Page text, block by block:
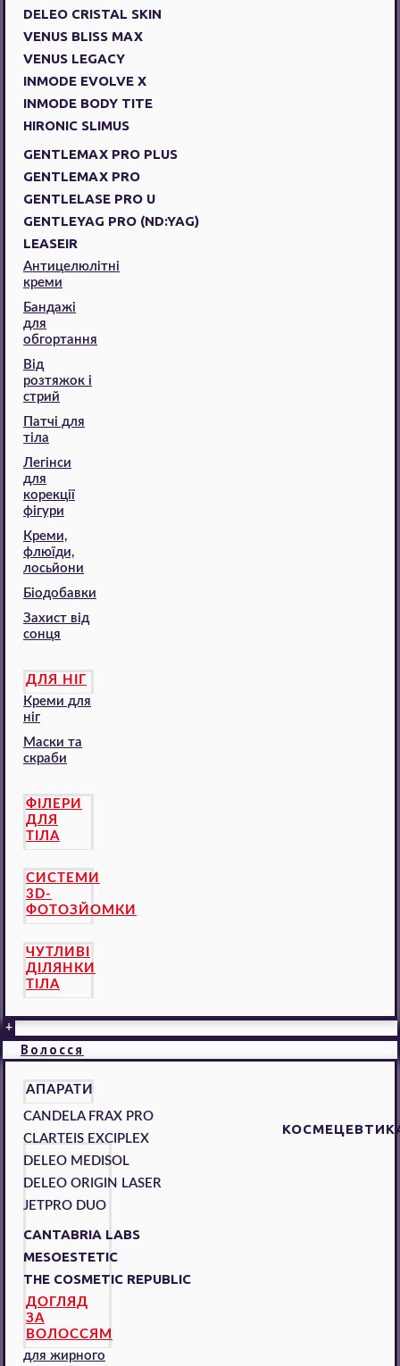
DELEO CRISTAL SKIN
VENUS BLISS MAX
VENUS LEGACY
INMODE EVOLVE X
INMODE BODY TITE
HIRONIC SLIMUS
GENTLEMAX PRO PLUS
GENTLEMAX PRO
GENTLELASE PRO U
GENTLEYAG PRO (ND:YAG)
LEASEIR
Антицелюлітні
креми
Бандажі
для
обгортання
Від
розтяжок і
стрий
Патчі для
тіла
Легінси
для
корекції
фігури
Креми,
флюїди,
лосьйони
Біодобавки
Захист від
сонця
ДЛЯ НІГ
Креми для
ніг
Маски та
скраби
ФІЛЕРИ
ДЛЯ
ТІЛА
СИСТЕМИ
3D-
ФОТОЗЙОМКИ
ЧУТЛИВІ
ДІЛЯНКИ
ТІЛА
+
Волосся
АПАРАТИ
CANDELA FRAX PRO
CLARTEIS EXCIPLEX
DELEO MEDISOL
DELEO ORIGIN LASER
JETPRO DUO
CANTABRIA LABS
MESOESTETIC
THE COSMETIC REPUBLIC
ДОГЛЯД
ЗА
ВОЛОССЯМ
для жирного